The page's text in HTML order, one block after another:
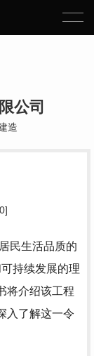
公司
造
民生活品质的
持续发展的理
将介绍该工程
入了解这一令